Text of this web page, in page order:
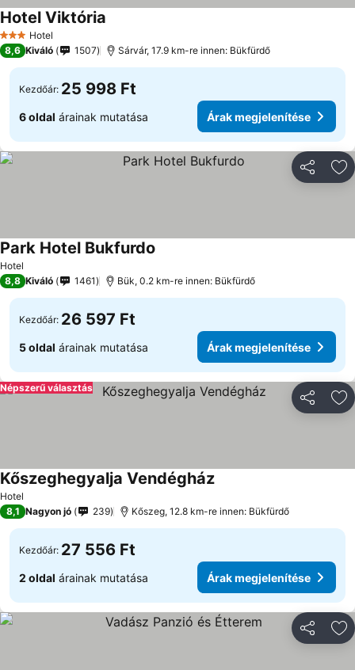
3 Kategória
Hotel
Hotel Viktória
8,6 Kiváló 1507 Sárvár, 17.9 km-re innen: Bükfürdő
Kezdőár: 25 998 Ft
6 oldal árainak mutatása Árak megjelenítése
Hotel
Park Hotel Bukfurdo
8,8 Kiváló 1461 Bük, 0.2 km-re innen: Bükfürdő
Kezdőár: 26 597 Ft
5 oldal árainak mutatása Árak megjelenítése
Népszerű választás
Hotel
Kőszeghegyalja Vendégház
8,1 Nagyon jó 239 Kőszeg, 12.8 km-re innen: Bükfürdő
Kezdőár: 27 556 Ft
2 oldal árainak mutatása Árak megjelenítése